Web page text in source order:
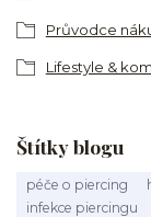
Průvodce
Lifestyle &
Štítky blogu
péče o piercing
infekce piercingu